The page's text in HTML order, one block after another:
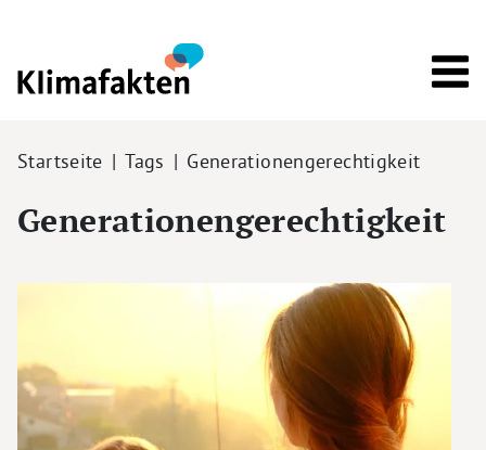
Pfadnavigation
Startseite Tags Generationengerechtigkeit
Generationengerechtigkeit